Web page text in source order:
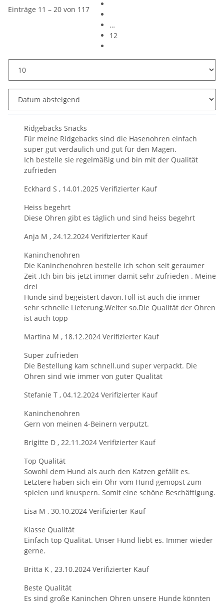
Einträge 11 – 20 von 117
…
12
Ridgebacks Snacks
Für meine Ridgebacks sind die Hasenohren einfach
super gut verdaulich und gut für den Magen.
Ich bestelle sie regelmäßig und bin mit der Qualität
zufrieden
Eckhard S , 14.01.2025 Verifizierter Kauf
Heiss begehrt
Diese Ohren gibt es täglich und sind heiss begehrt
Anja M , 24.12.2024 Verifizierter Kauf
Kaninchenohren
Die Kaninchenohren bestelle ich schon seit geraumer
Zeit .Ich bin bis jetzt immer damit sehr zufrieden . Meine
drei
Hunde sind begeistert davon.Toll ist auch die immer
sehr schnelle Lieferung.Weiter so.Die Qualität der Ohren
ist auch topp
Martina M , 18.12.2024 Verifizierter Kauf
Super zufrieden
Die Bestellung kam schnell.und super verpackt. Die
Ohren sind wie immer von guter Qualität
Stefanie T , 04.12.2024 Verifizierter Kauf
Kaninchenohren
Gern von meinen 4-Beinern verputzt.
Brigitte D , 22.11.2024 Verifizierter Kauf
Top Qualität
Sowohl dem Hund als auch den Katzen gefällt es.
Letztere haben sich ein Ohr vom Hund gemopst zum
spielen und knuspern. Somit eine schöne Beschäftigung.
Lisa M , 30.10.2024 Verifizierter Kauf
Klasse Qualität
Einfach top Qualität. Unser Hund liebt es. Immer wieder
gerne.
Britta K , 23.10.2024 Verifizierter Kauf
Beste Qualität
Es sind große Kaninchen Ohren unsere Hunde könnten